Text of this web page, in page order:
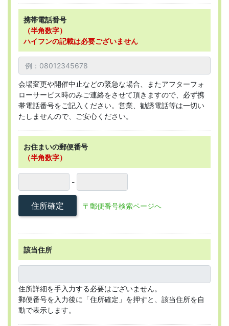
携帯電話番号
（半角数字）
ハイフンの記載は必要ございません
会場変更や開催中止などの緊急な場合、またアフターフォ
ローサービス時のみご連絡をさせて頂きますので、必ず携
帯電話番号をご記入ください。営業、勧誘電話等は一切い
たしませんので、ご安心ください。
お住まいの郵便番号
（半角数字）
-
住所確定 〒郵便番号検索ページへ
該当住所
住所詳細を手入力する必要はございません。
郵便番号を入力後に「住所確定」を押すと、該当住所を自
動で表示します。